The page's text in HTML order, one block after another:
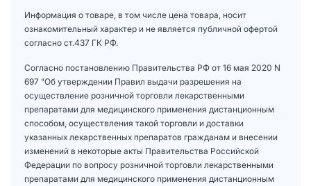
Информация о товаре, в том числе цена товара, носит
ознакомительный характер и не является публичной офертой
согласно ст.437 ГК РФ.
Согласно постановлению Правительства РФ от 16 мая 2020 N
697 "Об утверждении Правил выдачи разрешения на
осуществление розничной торговли лекарственными
препаратами для медицинского применения дистанционным
способом, осуществления такой торговли и доставки
указанных лекарственных препаратов гражданам и внесении
изменений в некоторые акты Правительства Российской
Федерации по вопросу розничной торговли лекарственными
препаратами для медицинского применения дистанционным